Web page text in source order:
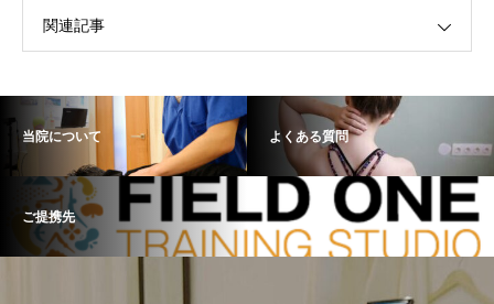
関連記事
当院について よくある質問
ご提携先